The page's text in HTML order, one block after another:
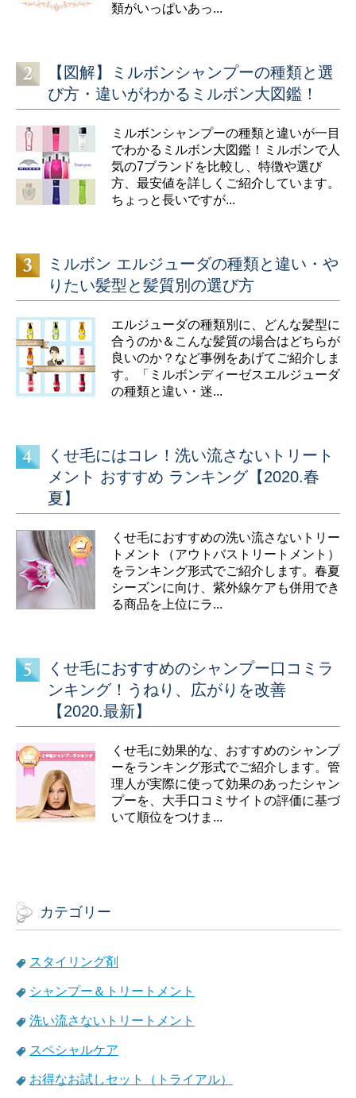
類がいっぱいあっ...
【図解】ミルボンシャンプーの種類と選
び方・違いがわかるミルボン大図鑑！
ミルボンシャンプーの種類と違いが一目
でわかるミルボン大図鑑！ミルボンで人
気の7ブランドを比較し、特徴や選び
方、最安値を詳しくご紹介しています。
ちょっと長いですが...
ミルボン エルジューダの種類と違い・や
りたい髪型と髪質別の選び方
エルジューダの種類別に、どんな髪型に
合うのか＆こんな髪質の場合はどちらが
良いのか？など事例をあげてご紹介しま
す。「ミルボンディーゼスエルジューダ
の種類と違い・迷...
くせ毛にはコレ！洗い流さないトリート
メント おすすめ ランキング【2020.春
夏】
くせ毛におすすめの洗い流さないトリー
トメント（アウトバストリートメント）
をランキング形式でご紹介します。春夏
シーズンに向け、紫外線ケアも併用でき
る商品を上位にラ...
くせ毛におすすめのシャンプー口コミラ
ンキング！うねり、広がりを改善
【2020.最新】
くせ毛に効果的な、おすすめのシャンプ
ーをランキング形式でご紹介します。管
理人が実際に使って効果のあったシャン
プーを、大手口コミサイトの評価に基づ
いて順位をつけま...
カテゴリー
スタイリング剤
シャンプー＆トリートメント
洗い流さないトリートメント
スペシャルケア
お得なお試しセット（トライアル）